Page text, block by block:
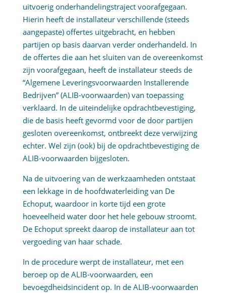
uitvoerig onderhandelingstraject voorafgegaan.
Hierin heeft de installateur verschillende (steeds
aangepaste) offertes uitgebracht, en hebben
partijen op basis daarvan verder onderhandeld. In
de offertes die aan het sluiten van de overeenkomst
zijn voorafgegaan, heeft de installateur steeds de
“Algemene Leveringsvoorwaarden Installerende
Bedrijven” (ALIB-voorwaarden) van toepassing
verklaard. In de uiteindelijke opdrachtbevestiging,
die de basis heeft gevormd voor de door partijen
gesloten overeenkomst, ontbreekt deze verwijzing
echter. Wel zijn (ook) bij de opdrachtbevestiging de
ALIB-voorwaarden bijgesloten.
Na de uitvoering van de werkzaamheden ontstaat
een lekkage in de hoofdwaterleiding van De
Echoput, waardoor in korte tijd een grote
hoeveelheid water door het hele gebouw stroomt.
De Echoput spreekt daarop de installateur aan tot
vergoeding van haar schade.
In de procedure werpt de installateur, met een
beroep op de ALIB-voorwaarden, een
bevoegdheidsincident op. In de ALIB-voorwaarden